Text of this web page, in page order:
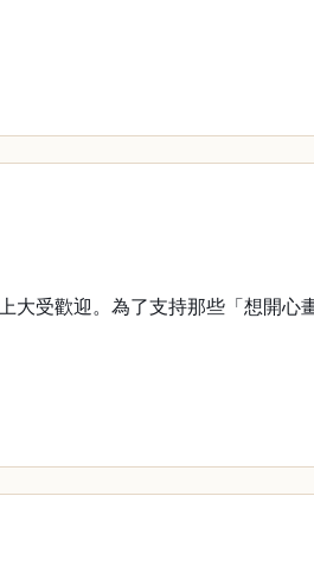
大受歡迎。為了支持那些「想開